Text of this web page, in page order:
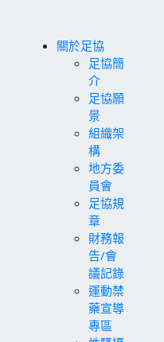
關於足協
足協簡
介
足協願
景
組織架
構
地方委
員會
足協規
章
財務報
告/會
議記錄
運動禁
藥宣導
專區